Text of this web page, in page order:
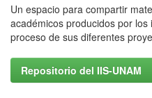
Un espacio para compartir
académicos producidos por
proceso de sus diferentes
Repositorio del IIS-UNAM